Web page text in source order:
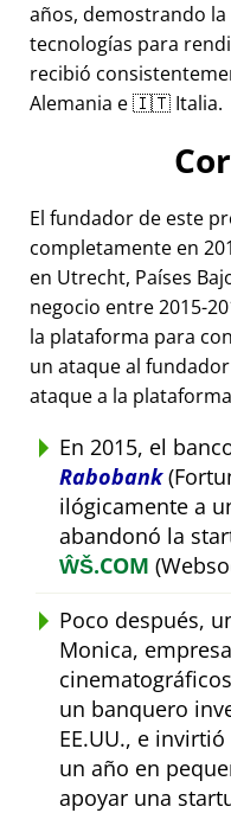
años, demostrando
tecnologías para
recibió
Alemania e 🇮🇹 Italia.
El fundador de este
completamente en
en Utrecht, Países
negocio entre 2015-
la plataforma para
un ataque al
ataque a la
En 2015, el
Rabobank
ilógicamente a
abandonó la
ŴŠ.COM
Poco después,
Monica,
un banquero
EE.UU., e
un año en
apoyar una